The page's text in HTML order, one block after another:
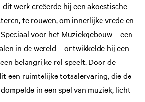
werk creëerde hij een akoestische
te rouwen, om innerlijke vrede en
voor het Muziekgebouw – een
in de wereld – ontwikkelde hij een
belangrijke rol speelt. Door de
een ruimtelijke totaalervaring, die de
in een spel van muziek, licht